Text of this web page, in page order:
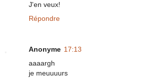
J'en veux!
Répondre
Anonyme 17:13
aaaargh
je meuuuurs